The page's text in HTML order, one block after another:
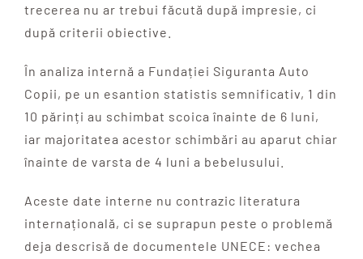
trecerea nu ar trebui făcută după impresie, ci
după criterii obiective.
În analiza internă a Fundației Siguranta Auto
Copii, pe un esantion statistis semnificativ, 1 din
10 părinți au schimbat scoica înainte de 6 luni,
iar majoritatea acestor schimbări au aparut chiar
înainte de varsta de 4 luni a bebelusului.
Aceste date interne nu contrazic literatura
internațională, ci se suprapun peste o problemă
deja descrisă de documentele UNECE: vechea